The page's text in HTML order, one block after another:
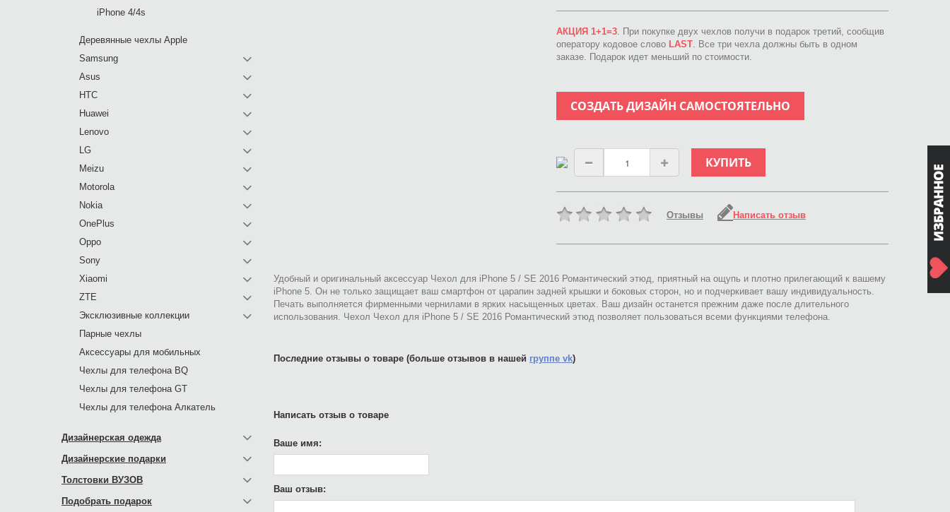
АКЦИЯ 1+1=3. При покупке двух чехлов получи в подарок третий, сообщив
оператору кодовое слово LAST. Все три чехла должны быть в одном
заказе. Подарок идет меньший по стоимости.
СОЗДАТЬ ДИЗАЙН САМОСТОЯТЕЛЬНО
КУПИТЬ
Отзывы Написать отзыв
Удобный и оригинальный аксессуар Чехол для iPhone 5 / SE 2016 Романтический этюд, приятный на ощупь и плотно прилегающий к вашему
iPhone 5. Он не только защищает ваш смартфон от царапин задней крышки и боковых сторон, но и подчеркивает вашу индивидуальность.
Печать выполняется фирменными чернилами в ярких насыщенных цветах. Ваш дизайн останется прежним даже после длительного
использования. Чехол Чехол для iPhone 5 / SE 2016 Романтический этюд позволяет пользоваться всеми функциями телефона.
Последние отзывы о товаре (больше отзывов в нашей группе vk)
Написать отзыв о товаре
Ваше имя:
Ваш отзыв:
iPhone 4/4s
Деревянные чехлы Apple
Samsung
Asus
HTC
Huawei
Lenovo
LG
Meizu
Motorola
Nokia
OnePlus
Oppo
Sony
Xiaomi
ZTE
Эксклюзивные коллекции
Парные чехлы
Аксессуары для мобильных
Чехлы для телефона BQ
Чехлы для телефона GT
Чехлы для телефона Алкатель
Дизайнерская одежда
Дизайнерские подарки
Толстовки ВУЗОВ
Подобрать подарок